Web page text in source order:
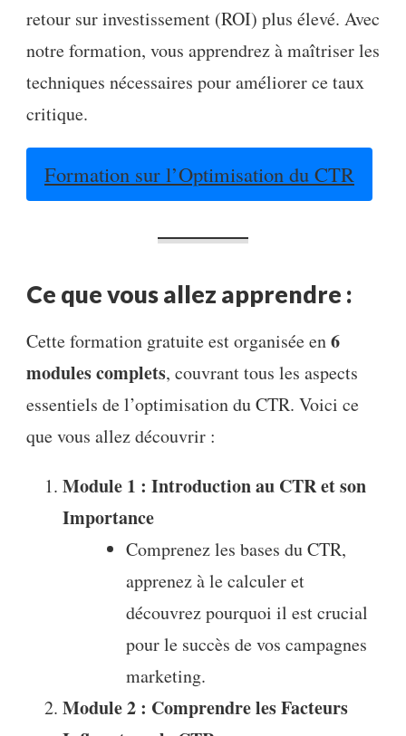
retour sur investissement (ROI) plus élevé. Avec
notre formation, vous apprendrez à maîtriser les
techniques nécessaires pour améliorer ce taux
critique.
Formation sur l’Optimisation du CTR
Ce que vous allez apprendre :
Cette formation gratuite est organisée en6
modules complets, couvrant tous les aspects
essentiels de l’optimisation du CTR. Voici ce
que vous allez découvrir :
Module 1 : Introduction au CTR et son
Importance
Comprenez les bases du CTR,
apprenez à le calculer et
découvrez pourquoi il est crucial
pour le succès de vos campagnes
marketing.
Module 2 : Comprendre les Facteurs